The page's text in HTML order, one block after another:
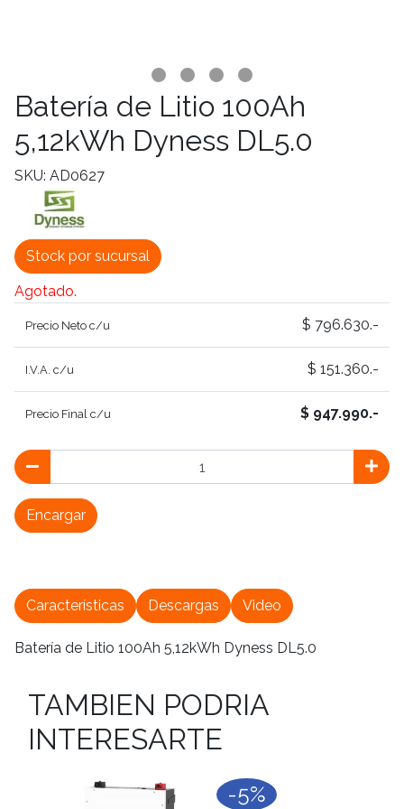
Batería de Litio 100Ah
5,12kWh Dyness DL5.0
SKU: AD0627
Stock por sucursal
Agotado.
Precio Neto c/u $ 796.630.-
I.V.A. c/u $ 151.360.-
Precio Final c/u $ 947.990.-
Encargar
Batería de Litio 100Ah 5,12kWh Dyness DL5.0
Características Descargas Video
TAMBIEN PODRIA
INTERESARTE
-5%